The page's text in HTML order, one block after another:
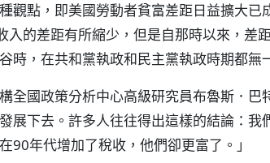
觀點，即美國勞動者貧富差距日益擴大已
的差距有所縮少，但是自那時以來，差
時，在共和黨執政和民主黨執政時期都無
全國政策分析中心高級研究員布魯斯．巴
展下去。許多人往往得出這樣的結論：我
90年代增加了稅收，他們卻更富了。」